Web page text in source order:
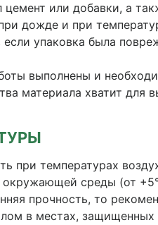
цемент или добавки, а
дожде и при
если упаковка была
выполнены и
материала хватит для
при температурах
окружающей среды (от
прочность, то
в местах, защищенных